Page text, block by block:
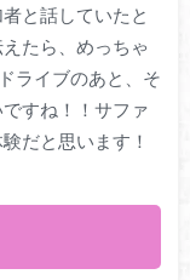
と話していたと
たら、めっちゃ
ライブのあと、そ
すね！！サファ
だと思います！